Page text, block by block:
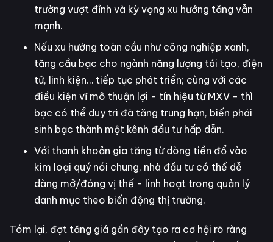
trường vượt đỉnh và kỳ vọng xu hướng tăng vẫn
mạnh.
Nếu xu hướng toàn cầu như công nghiệp xanh,
tăng cầu bạc cho ngành năng lượng tái tạo, điện
tử, linh kiện… tiếp tục phát triển; cùng với các
điều kiện vĩ mô thuận lợi - tín hiệu từ MXV - thì
bạc có thể duy trì đà tăng trung hạn, biến phái
sinh bạc thành một kênh đầu tư hấp dẫn.
Với thanh khoản gia tăng từ dòng tiền đổ vào
kim loại quý nói chung, nhà đầu tư có thể dễ
dàng mở/đóng vị thế - linh hoạt trong quản lý
danh mục theo biến động thị trường.
Tóm lại, đợt tăng giá gần đây tạo ra cơ hội rõ ràng